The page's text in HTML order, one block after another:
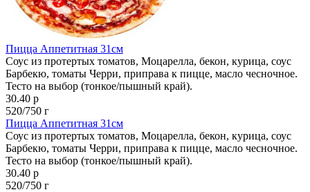
Пицца Аппетитная 31см
Соус из протертых томатов, Моцарелла, бекон, курица, соус
Барбекю, томаты Черри, приправа к пицце, масло чесночное.
Тесто на выбор (тонкое/пышный край).
30.40 р
520/750 г
Пицца Аппетитная 31см
Соус из протертых томатов, Моцарелла, бекон, курица, соус
Барбекю, томаты Черри, приправа к пицце, масло чесночное.
Тесто на выбор (тонкое/пышный край).
30.40 р
520/750 г